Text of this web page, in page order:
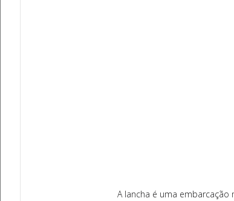
A lancha é uma